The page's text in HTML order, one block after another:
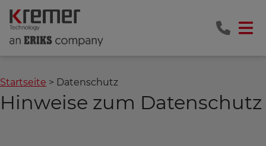
Startseite Datenschutz
Hinweise zum Datenschutz